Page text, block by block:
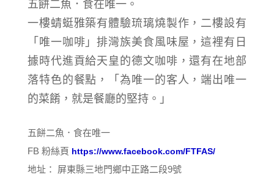
五餅二魚．食在唯一。
一樓蜻蜓雅築有體驗琉璃燒製作，二樓設有
「唯一咖啡」排灣族美食風味屋，這裡有日
據時代進貢給天皇的德文咖啡，還有在地部
落特色的餐點，「為唯一的客人，端出唯一
的菜餚，就是餐廳的堅持。」
五餅二魚．食在唯一
FB 粉絲頁 https://www.facebook.com/FTFAS/
地址： 屏東縣三地門鄉中正路二段9號